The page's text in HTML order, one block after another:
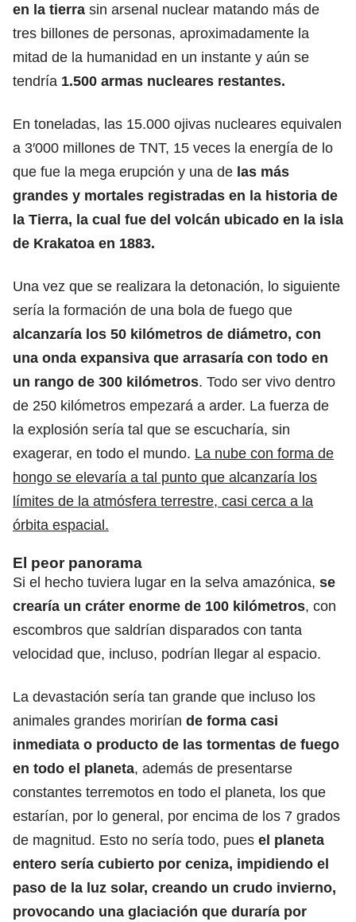
en la tierra sin arsenal nuclear matando más de
tres billones de personas, aproximadamente la
mitad de la humanidad en un instante y aún se
tendría 1.500 armas nucleares restantes.
En toneladas, las 15.000 ojivas nucleares equivalen
a 3′000 millones de TNT, 15 veces la energía de lo
que fue la mega erupción y una de las más
grandes y mortales registradas en la historia de
la Tierra, la cual fue del volcán ubicado en la isla
de Krakatoa en 1883.
Una vez que se realizara la detonación, lo siguiente
sería la formación de una bola de fuego que
alcanzaría los 50 kilómetros de diámetro, con
una onda expansiva que arrasaría con todo en
un rango de 300 kilómetros. Todo ser vivo dentro
de 250 kilómetros empezará a arder. La fuerza de
la explosión sería tal que se escucharía, sin
exagerar, en todo el mundo. La nube con forma de
hongo se elevaría a tal punto que alcanzaría los
límites de la atmósfera terrestre, casi cerca a la
órbita espacial.
El peor panorama
Si el hecho tuviera lugar en la selva amazónica, se
crearía un cráter enorme de 100 kilómetros, con
escombros que saldrían disparados con tanta
velocidad que, incluso, podrían llegar al espacio.
La devastación sería tan grande que incluso los
animales grandes morirían de forma casi
inmediata o producto de las tormentas de fuego
en todo el planeta, además de presentarse
constantes terremotos en todo el planeta, los que
estarían, por lo general, por encima de los 7 grados
de magnitud. Esto no sería todo, pues el planeta
entero sería cubierto por ceniza, impidiendo el
paso de la luz solar, creando un crudo invierno,
provocando una glaciación que duraría por